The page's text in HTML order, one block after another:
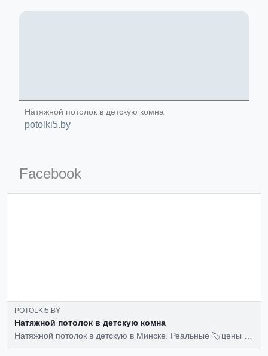
crew-neck-navy-blue/
Натяжной потолок в детскую комна
potolki5.by
Facebook
POTOLKI5.BY
Натяжной потолок в детскую комна
Натяжной потолок в детскую в Минске. Реальные 🏷️цены на
сайте. ✅Оплата по факту установки. ✅Готовый потолок